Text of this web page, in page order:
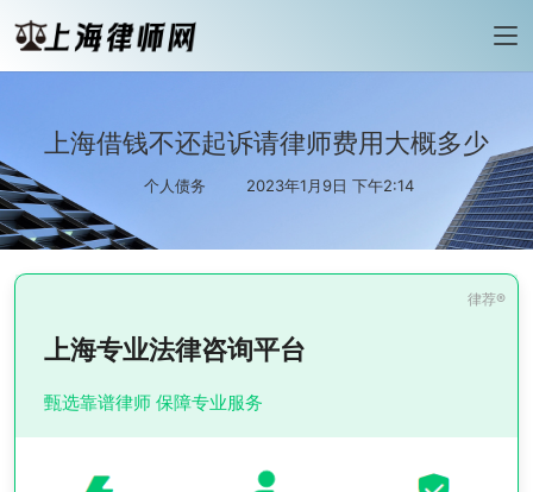
上海借钱不还起诉请律师费用大概多少
个人债务 2023年1月9日 下午2:14
上海专业法律咨询平台
甄选靠谱律师 保障专业服务